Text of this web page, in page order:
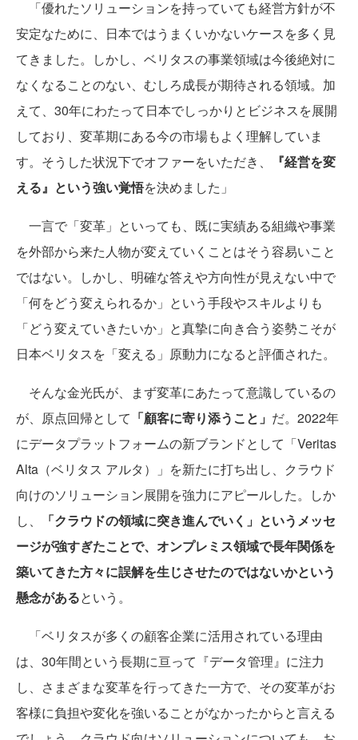
「優れたソリューションを持っていても経営方針が不
安定なために、日本ではうまくいかないケースを多く見
てきました。しかし、ベリタスの事業領域は今後絶対に
なくなることのない、むしろ成長が期待される領域。加
えて、30年にわたって日本でしっかりとビジネスを展開
しており、変革期にある今の市場もよく理解していま
す。そうした状況下でオファーをいただき、
『経営を変
える』という強い覚悟を決めました」
一言で「変革」といっても、既に実績ある組織や事業
を外部から来た人物が変えていくことはそう容易いこと
ではない。しかし、明確な答えや方向性が見えない中で
「何をどう変えられるか」という手段やスキルよりも
「どう変えていきたいか」と真摯に向き合う姿勢こそが
日本ベリタスを「変える」原動力になると評価された。
そんな金光氏が、まず変革にあたって意識しているの
が、原点回帰として 「顧客に寄り添うこと」 だ。2022年
にデータプラットフォームの新ブランドとして「Veritas
Alta（ベリタス アルタ）」を新たに打ち出し、クラウド
向けのソリューション展開を強力にアピールした。しか
し、
「クラウドの領域に突き進んでいく」というメッセ
ージが強すぎたことで、オンプレミス領域で長年関係を
築いてきた方々に誤解を生じさせたのではないかという
懸念があるという。
「ベリタスが多くの顧客企業に活用されている理由
は、30年間という長期に亘って『データ管理』に注力
し、さまざまな変革を行ってきた一方で、その変革がお
客様に負担や変化を強いることがなかったからと言える